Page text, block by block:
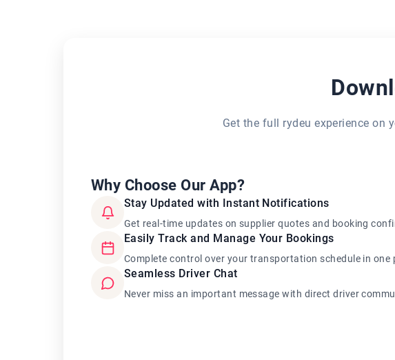
Get the full rydeu experience on
Why Choose Our App?
Stay Updated with Instant Notifications
Get real-time updates on supplier quotes and booking
Easily Track and Manage Your Bookings
Complete control over your transportation schedule in one
Seamless Driver Chat
Never miss an important message with direct driver